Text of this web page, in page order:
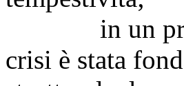
in un primo
crisi è stata